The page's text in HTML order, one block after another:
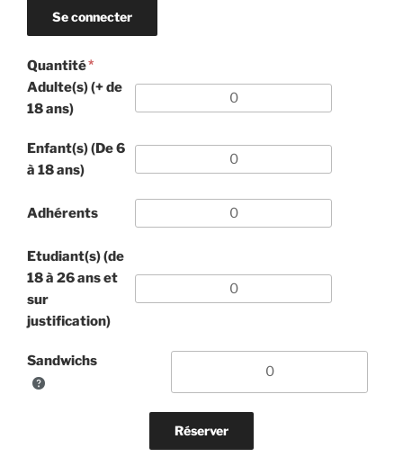
Quantité
Adulte(s) (+ de
18 ans)
Enfant(s) (De 6
à 18 ans)
Adhérents
Etudiant(s) (de
18 à 26 ans et
sur
justification)
Sandwichs